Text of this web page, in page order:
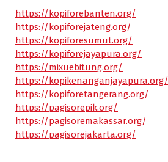
https://kopiforebanten.org/
https://kopiforejateng.org/
https://kopiforesumut.org/
https://kopiforejayapura.org/
https://mixuebitung.org/
https://kopikenanganjayapura.org/
https://kopiforetangerang.org/
https://pagisorepik.org/
https://pagisoremakassar.org/
https://pagisorejakarta.org/